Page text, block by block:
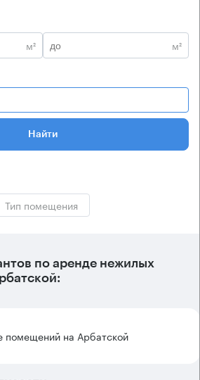
м²
м²
Найти
Тип помещения
по аренде нежилых
помещений на Арбатской